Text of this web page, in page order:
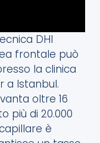
DHI
frontale può
la clinica
a Istanbul.
oltre 16
più di 20.000
è